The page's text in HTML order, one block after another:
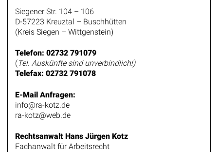
Siegener Str. 104 – 106
D-57223 Kreuztal – Buschhütten
(Kreis Siegen – Wittgenstein)
Telefon: 02732 791079
(Tel. Auskünfte sind unverbindlich!)
Telefax: 02732 791078
E-Mail Anfragen:
info@ra-kotz.de
ra-kotz@web.de
Rechtsanwalt Hans Jürgen Kotz
Fachanwalt für Arbeitsrecht